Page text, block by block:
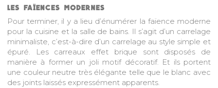
LES FAÏENCES MODERNES
Pour terminer, il y a lieu d’énumérer la faïence moderne
pour la cuisine et la salle de bains. Il s’agit d’un carrelage
minimaliste, c’est-à-dire d’un carrelage au style simple et
épuré. Les carreaux effet brique sont disposés de
manière à former un joli motif décoratif. Et ils portent
une couleur neutre très élégante telle que le blanc avec
des joints laissés expressément apparents.